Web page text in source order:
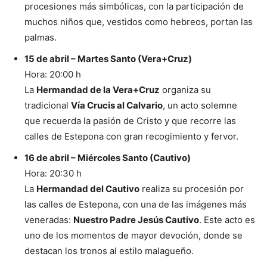
procesiones más simbólicas, con la participación de
muchos niños que, vestidos como hebreos, portan las
palmas.
15 de abril – Martes Santo (Vera+Cruz)
Hora: 20:00 h
La Hermandad de la Vera+Cruz organiza su
tradicional Vía Crucis al Calvario, un acto solemne
que recuerda la pasión de Cristo y que recorre las
calles de Estepona con gran recogimiento y fervor.
16 de abril – Miércoles Santo (Cautivo)
Hora: 20:30 h
La Hermandad del Cautivo realiza su procesión por
las calles de Estepona, con una de las imágenes más
veneradas: Nuestro Padre Jesús Cautivo. Este acto es
uno de los momentos de mayor devoción, donde se
destacan los tronos al estilo malagueño.